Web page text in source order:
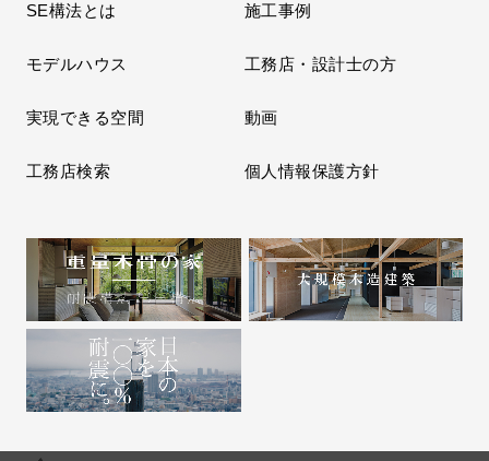
SE構法とは 施工事例
モデルハウス 工務店・設計士の方
実現できる空間 動画
工務店検索 個人情報保護方針